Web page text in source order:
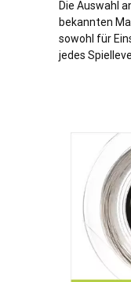
Die Auswahl
bekannten
sowohl für
jedes